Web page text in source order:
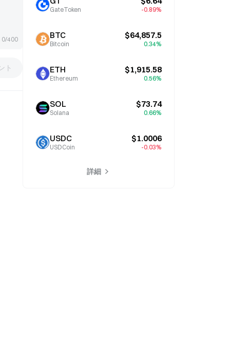
0/400
ト
GateToken -0.89%
BTC
Bitcoin
$64,857.5
0.34%
ETH
Ethereum
$1,915.58
0.56%
SOL
Solana
$73.74
0.66%
USDC
USDCoin
$1.0006
-0.03%
詳細